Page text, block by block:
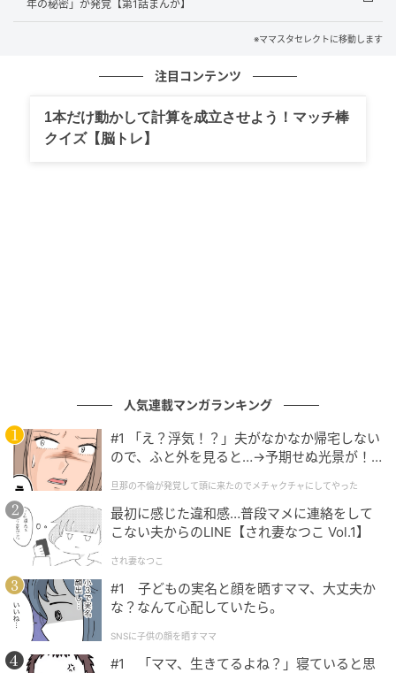
れないように念入りに書き込んだカレンダー、拾うの
が面倒だったのか、床に散らばったままの小銭……そこ
には父が生きた証がありました。私には、高齢の1人暮
らしの男性が必死に生きようとした証にも見えてなん
だか心が苦しくなります。
年の秘密」が発覚【第1話まんが】
※ママスタセレクトに移動します
注目コンテンツ
1本だけ動かして計算を成立させよう！マッチ棒
クイズ【脳トレ】
人気連載マンガランキング
#1 「え？浮気！？」夫がなかなか帰宅しない
ので、ふと外を見ると…→予期せぬ光景が！
クチャにしてやった
旦那の不倫が発覚して頭に来たのでメチャクチャにしてやった
最初に感じた違和感…普段マメに連絡をして
こない夫からのLINE【され妻なつこ Vol.1】
され妻なつこ
#1 子どもの実名と顔を晒すママ、大丈夫か
な？なんて心配していたら。
SNSに子供の顔を晒すママ
#1 「ママ、生きてるよね？」寝ていると思